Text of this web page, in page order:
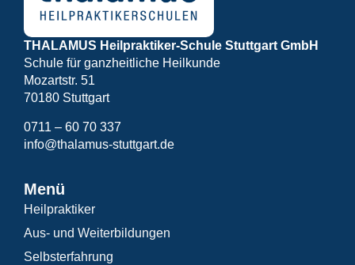
THALAMUS Heilpraktiker-Schule Stuttgart GmbH
Schule für ganzheitliche Heilkunde
Mozartstr. 51
70180 Stuttgart
0711 – 60 70 337
info@thalamus-stuttgart.de
Menü
Heilpraktiker
Aus- und Weiterbildungen
Selbsterfahrung